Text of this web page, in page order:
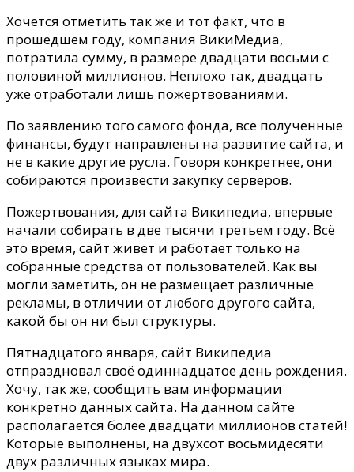
Хочется отметить так же и тот факт, что в
прошедшем году, компания ВикиМедиа,
потратила сумму, в размере двадцати восьми с
половиной миллионов. Неплохо так, двадцать
уже отработали лишь пожертвованиями.
По заявлению того самого фонда, все полученные
финансы, будут направлены на развитие сайта, и
не в какие другие русла. Говоря конкретнее, они
собираются произвести закупку серверов.
Пожертвования, для сайта Википедиа, впервые
начали собирать в две тысячи третьем году. Всё
это время, сайт живёт и работает только на
собранные средства от пользователей. Как вы
могли заметить, он не размещает различные
рекламы, в отличии от любого другого сайта,
какой бы он ни был структуры.
Пятнадцатого января, сайт Википедиа
отпраздновал своё одиннадцатое день рождения.
Хочу, так же, сообщить вам информации
конкретно данных сайта. На данном сайте
располагается более двадцати миллионов статей!
Которые выполнены, на двухсот восьмидесяти
двух различных языках мира.